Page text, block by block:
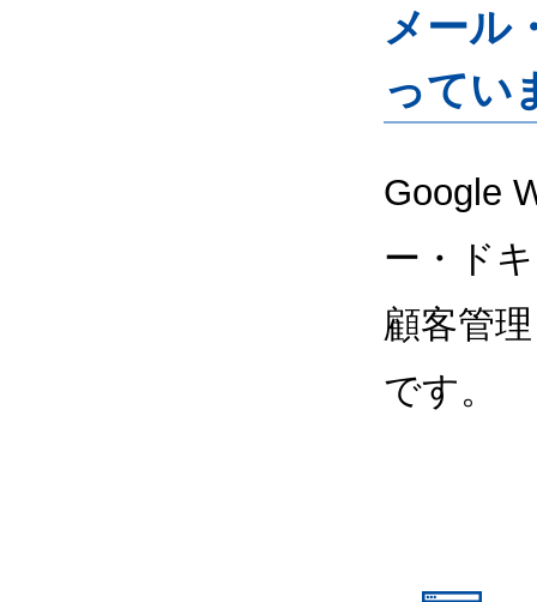
メール
ってい
Google
ー・ド
顧客管
です。